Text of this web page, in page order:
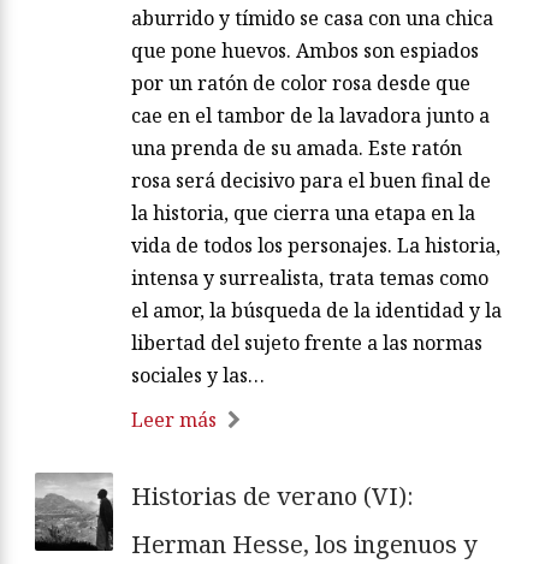
aburrido y tímido se casa con una chica
que pone huevos. Ambos son espiados
por un ratón de color rosa desde que
cae en el tambor de la lavadora junto a
una prenda de su amada. Este ratón
rosa será decisivo para el buen final de
la historia, que cierra una etapa en la
vida de todos los personajes. La historia,
intensa y surrealista, trata temas como
el amor, la búsqueda de la identidad y la
libertad del sujeto frente a las normas
sociales y las…
Leer más
Historias de verano (VI):
Herman Hesse, los ingenuos y